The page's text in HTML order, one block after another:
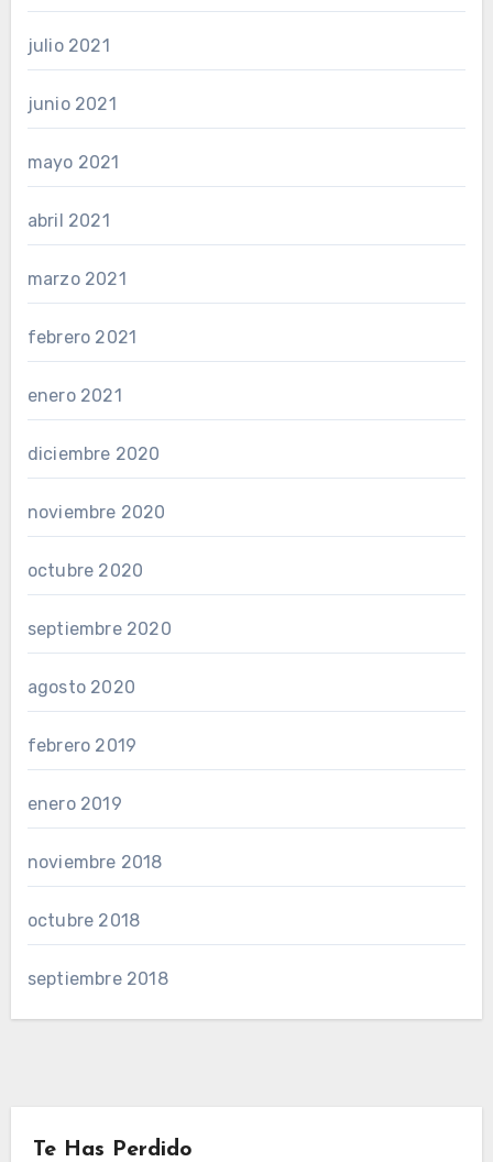
julio 2021
junio 2021
mayo 2021
abril 2021
marzo 2021
febrero 2021
enero 2021
diciembre 2020
noviembre 2020
octubre 2020
septiembre 2020
agosto 2020
febrero 2019
enero 2019
noviembre 2018
octubre 2018
septiembre 2018
Te Has Perdido